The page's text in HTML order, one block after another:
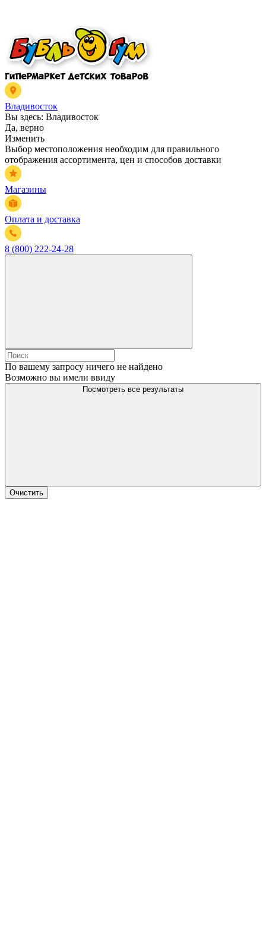
Владивосток
Вы здесь: Владивосток
Да, верно
Изменить
Выбор местоположения необходим для правильного
отображения ассортимента, цен и способов доставки
Магазины
Оплата и доставка
8 (800) 222-24-28
По вашему запросу ничего не найдено
Возможно вы имели ввиду
Посмотреть все результаты
Очистить